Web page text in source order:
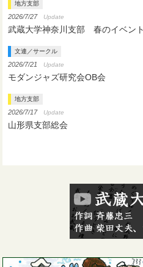
地方支部
2026/7/27 Update
武蔵大学神奈川支部 春のイベント
文連／サークル
2026/7/21 Update
モダンジャズ研究会OB会
地方支部
2026/7/17 Update
山形県支部総会